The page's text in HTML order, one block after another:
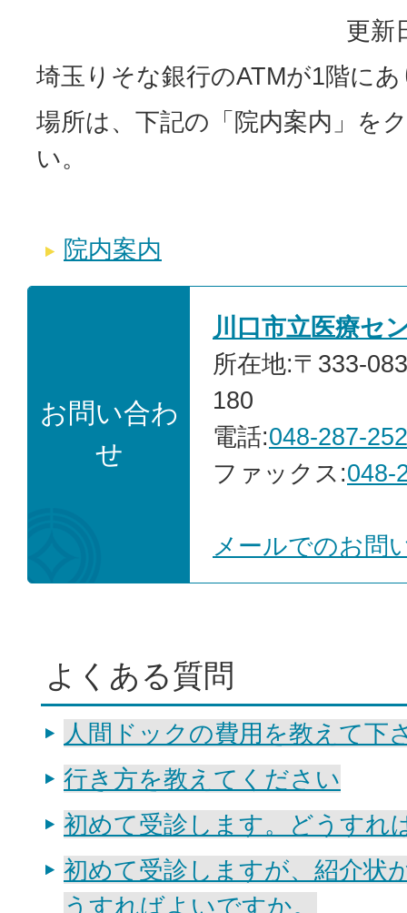
更新
埼玉りそな銀行のATMが1階に
場所は、下記の「院内案内」を
い。
院内案内
お問い合わ
せ
川口市立医療セ
所在地:〒333-
180
電話:048-287-
ファックス:048-
メールでのお問
よくある質問
人間ドックの費用を教えて下
行き方を教えてください
初めて受診します。どうすれ
初めて受診しますが、紹介状
うすればよいですか。